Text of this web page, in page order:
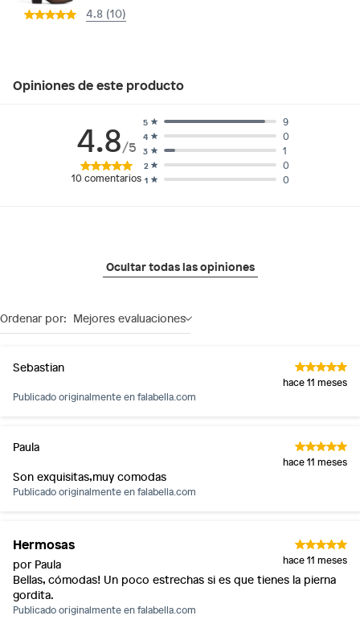
4.8 (10)
Opiniones de este producto
4.8/5
10 comentarios 1 0
2 0
3 1
4 0
5 9
Ocultar todas las opiniones
Ordenar por: Mejores evaluaciones
Sebastian
hace 11 meses
Publicado originalmente enfalabella.com
Paula
hace 11 meses
Son exquisitas,muy comodas
Publicado originalmente enfalabella.com
Hermosas
por Paula hace 11 meses
Bellas, cómodas! Un poco estrechas si es que tienes la pierna
gordita.
Publicado originalmente enfalabella.com